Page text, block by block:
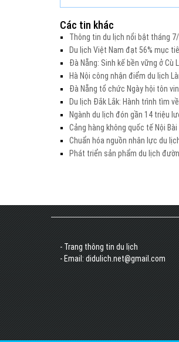
Các tin khác
Thông tin du lịch nổi bật tháng
Du lịch Việt Nam đạt 56% mục
Đà Nẵng: Sinh kế bền vững ở Cù
Hà Nội công nhận điểm du lịch
Đà Nẵng tổ chức Ngày hội tôn
Du lịch Đắk Lắk: Hành trình tìm
Ngành du lịch đón gần 14 triệu
Cảng hàng không quốc tế Nội
Chuẩn hóa nguồn nhân lực du
Phát triển sản phẩm du lịch
- Trang thông tin du lịch
- Email: didulich.net@gmail.com